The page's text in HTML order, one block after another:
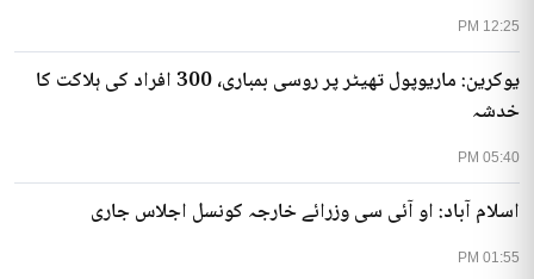
12:25 PM
05:40 PM
یوکرین: ماریوپول تھیٹر پر روسی بمباری، 300 افراد کی ہلاکت کا
خدشہ
01:55 PM
اسلام آباد: او آئی سی وزرائے خارجہ کونسل اجلاس جاری